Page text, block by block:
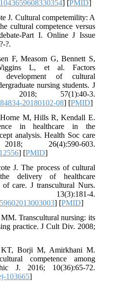
45. [DOI:10.1177/1043659608330354
8. Campinha-Bacote J. Cultural
paradigm shift in the cultural
cultural humility debate-Part I.
Nurs. 2019; 24(1):?-?.
9. Chen HC, Jensen F, Measom G,
Nichols ND, Wiggins L, et al.
influencing the development of
competence in undergraduate nursing
Nurs Edu. 2018;
[DOI:10.3928/01484834-20180102-08
10. Henderson S, Horne M, Hills R,
Cultural competence in
community: a concept analysis. Health
community. 2018;
[DOI:10.1111/hsc.12556
11. Campinha-Bacote J. The process
competence in the delivery of
services: A model of care. J
2002;
[DOI:10.1177/10459602013003003
12. Maier-Lorentz MM. Transcultural
importance in nursing practice. J Cult
13. Bastami MR KT, Borji M,
Assessment of cultural
nurses. Med Ethic J. 2016;
[DOI:10.21859/mej-103665